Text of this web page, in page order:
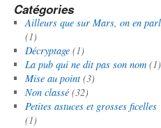
Catégories
Ailleurs que sur Mars, on en
(1)
Décryptage(1)
La pub qui ne dit pas son nom(1)
Mise au point(3)
Non classé(32)
Petites astuces et grosses ficelles
(1)